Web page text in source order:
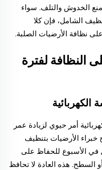
الخدوش والتلف. سواء
الشامل، فإن كلا
نظافة الأرضيات الصلبة.
النظافة لفترة
أمر حيوي لزيادة عمر
خبراء الأرضيات بتنظيف
في الأسبوع للحفاظ على
أو السطح. هذه العادة لا تحافظ